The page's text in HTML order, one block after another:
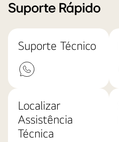
Suporte Rápido
Suporte Técnico
Localizar
Assistência
Técnica